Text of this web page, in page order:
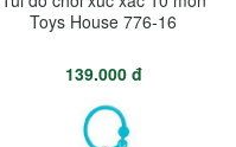
Toys House 776-16
139.000 đ